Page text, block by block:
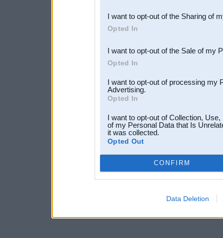
Downstream Participants
third parties.
I want to opt-out of the Sharing of
Opted In
I want to opt-out of the Sale of my
Opted In
I want to opt-out of processing my
Advertising.
Opted In
I want to opt-out of Collection,
of my Personal Data that Is
it was collected.
Opted Out
CONFIRM
Data Deletion